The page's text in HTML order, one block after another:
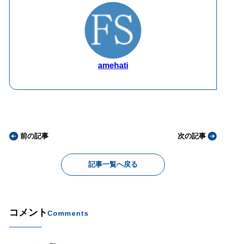
amehati
前の記事
記事一覧へ戻る
次の記事
コメントComments